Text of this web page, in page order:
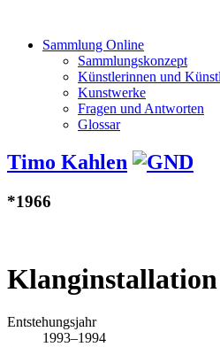
Sammlung Online
Sammlungskonzept
Künstlerinnen und
Kunstwerke
Fragen und Antworten
Glossar
Timo Kahlen
*1966
Entstehungsjahr
1993–1994